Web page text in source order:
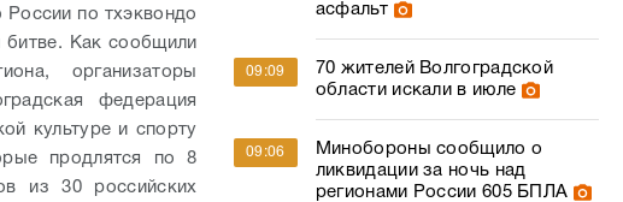
России по тхэквондо
Как сообщили
организаторы
федерация
культуре и спорту
продлятся по 8
из 30 российских
асфальт
09:09
70 жителей Волгоградской
области искали в июле
09:06
Минобороны сообщило о
ликвидации за ночь над
регионами России 605 БПЛА